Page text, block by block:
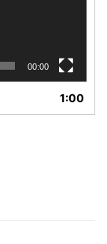
00:00
1:00